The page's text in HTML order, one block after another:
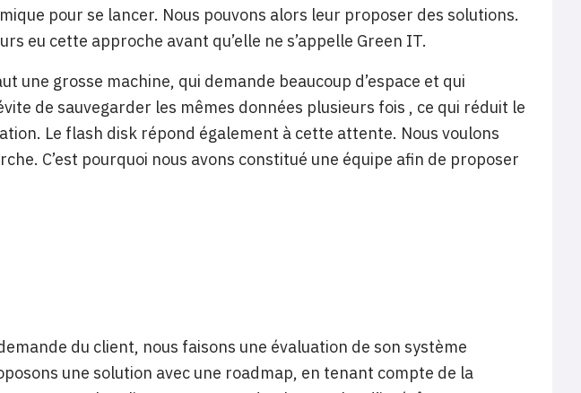
pour se lancer. Nous pouvons alors leur proposer des solutions.
eu cette approche avant qu’elle ne s’appelle Green IT.
une grosse machine, qui demande beaucoup d’espace et qui
de sauvegarder les mêmes données plusieurs fois , ce qui réduit le
Le flash disk répond également à cette attente. Nous voulons
C’est pourquoi nous avons constitué une équipe afin de proposer
du client, nous faisons une évaluation de son système
une solution avec une roadmap, en tenant compte de la